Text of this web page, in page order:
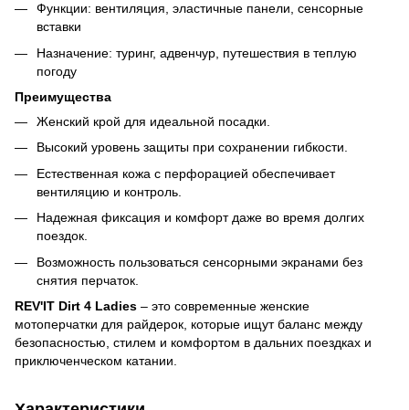
Функции: вентиляция, эластичные панели, сенсорные
вставки
Назначение: туринг, адвенчур, путешествия в теплую
погоду
Преимущества
Женский крой для идеальной посадки.
Высокий уровень защиты при сохранении гибкости.
Естественная кожа с перфорацией обеспечивает
вентиляцию и контроль.
Надежная фиксация и комфорт даже во время долгих
поездок.
Возможность пользоваться сенсорными экранами без
снятия перчаток.
REV'IT Dirt 4 Ladies – это современные женские
мотоперчатки для райдерок, которые ищут баланс между
безопасностью, стилем и комфортом в дальних поездках и
приключенческом катании.